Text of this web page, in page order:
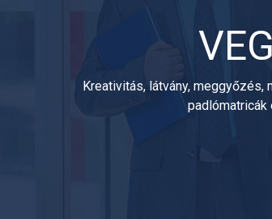
Kreativitás, látvány,